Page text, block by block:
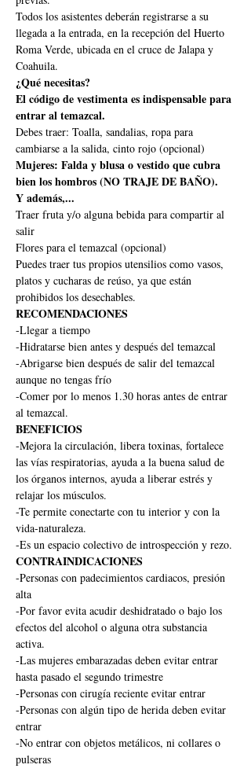
Todos los asistentes deberán registrarse a su
llegada a la entrada, en la recepción del Huerto
Roma Verde, ubicada en el cruce de Jalapa y
Coahuila.
¿Qué necesitas?
El código de vestimenta es indispensable para
entrar al temazcal.
Debes traer: Toalla, sandalias, ropa para
cambiarse a la salida, cinto rojo (opcional)
Mujeres: Falda y blusa o vestido que cubra
bien los hombros (NO TRAJE DE BAÑO).
Y además,...
Traer fruta y/o alguna bebida para compartir al
salir
Flores para el temazcal (opcional)
Puedes traer tus propios utensilios como vasos,
platos y cucharas de reúso, ya que están
prohibidos los desechables.
RECOMENDACIONES
-Llegar a tiempo
-Hidratarse bien antes y después del temazcal
-Abrigarse bien después de salir del temazcal
aunque no tengas frío
-Comer por lo menos 1.30 horas antes de entrar
al temazcal.
BENEFICIOS
-Mejora la circulación, libera toxinas, fortalece
las vías respiratorias, ayuda a la buena salud de
los órganos internos, ayuda a liberar estrés y
relajar los músculos.
-Te permite conectarte con tu interior y con la
vida-naturaleza.
-Es un espacio colectivo de introspección y rezo.
CONTRAINDICACIONES
-Personas con padecimientos cardiacos, presión
alta
-Por favor evita acudir deshidratado o bajo los
efectos del alcohol o alguna otra substancia
activa.
-Las mujeres embarazadas deben evitar entrar
hasta pasado el segundo trimestre
-Personas con cirugía reciente evitar entrar
-Personas con algún tipo de herida deben evitar
entrar
-No entrar con objetos metálicos, ni collares o
pulseras